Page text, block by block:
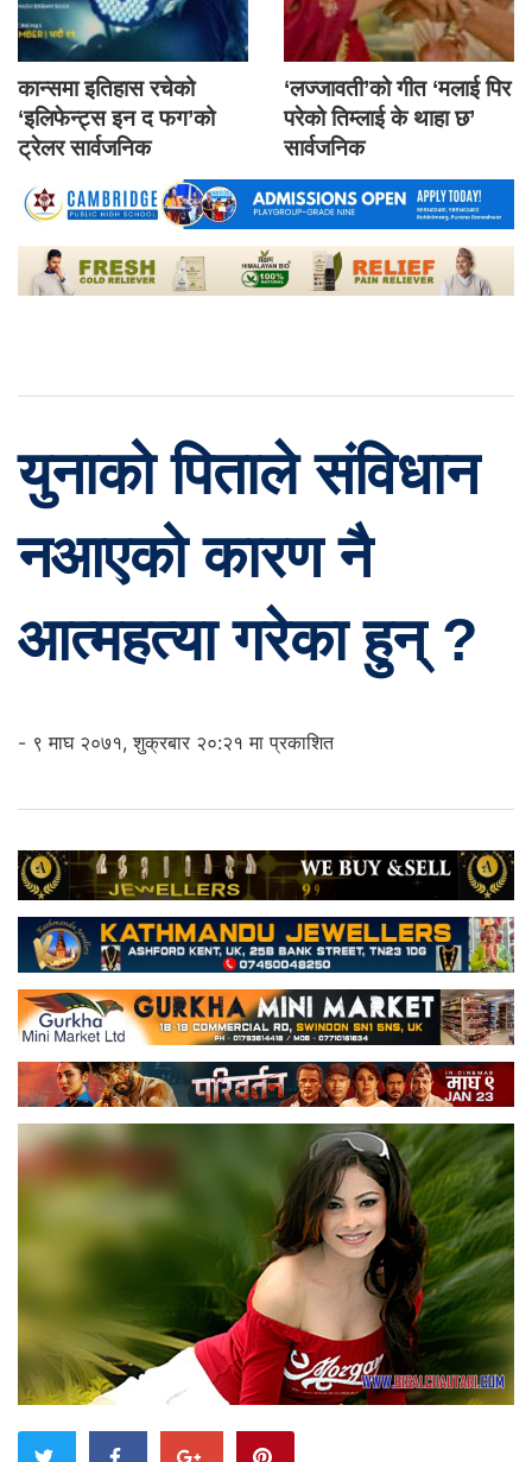
कान्समा इतिहास रचेको
‘इलिफेन्ट्स इन द फग’को
ट्रेलर सार्वजनिक
‘लज्जावती’को गीत ‘मलाई पिर
परेको तिम्लाई के थाहा छ’
सार्वजनिक
युनाको पिताले संविधान
नआएको कारण नै
आत्महत्या गरेका हुन् ?
- ९ माघ २०७१, शुक्रबार २०:२१ मा प्रकाशित